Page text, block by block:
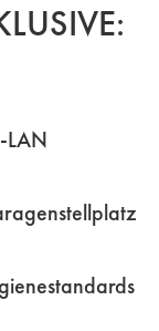
LAN